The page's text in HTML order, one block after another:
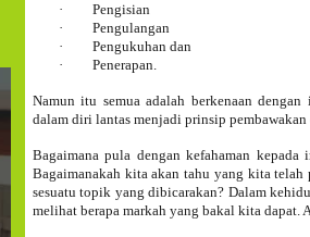
·
Pengisian
·
Pengulangan
·
Pengukuhan dan
·
Penerapan.
Namun itu semua adalah berkenaan
dalam diri lantas menjadi prinsip
Bagaimana pula dengan kefahaman
Bagaimanakah kita akan tahu yang kita
sesuatu topik yang dibicarakan? Dalam
melihat berapa markah yang bakal kita dapat.